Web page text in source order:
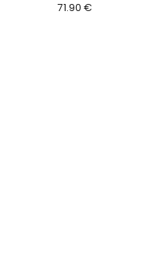
8891814
71.90 €